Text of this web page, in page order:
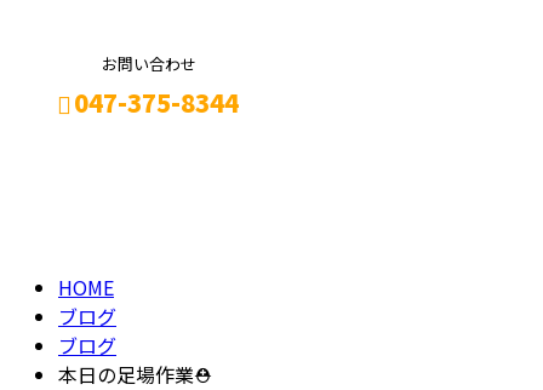
お問い合わせ
047-375-8344
HOME
ブログ
ブログ
本日の足場作業⛑️